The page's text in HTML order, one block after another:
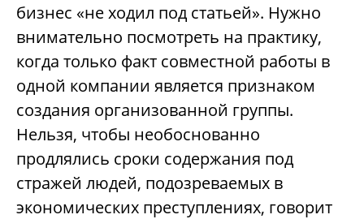
бизнес «не ходил под статьей». Нужно
внимательно посмотреть на практику,
когда только факт совместной работы в
одной компании является признаком
создания организованной группы.
Нельзя, чтобы необоснованно
продлялись сроки содержания под
стражей людей, подозреваемых в
экономических преступлениях, говорит